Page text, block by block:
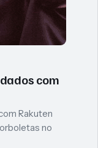
com
Rakuten
no